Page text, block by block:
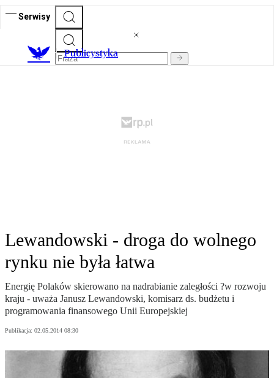
Serwisy
Publicystyka
Lewandowski - droga do wolnego
rynku nie była łatwa
Energię Polaków skierowano na nadrabianie zaległości ?w rozwoju
kraju - uważa Janusz Lewandowski, komisarz ds. budżetu i
programowania finansowego Unii Europejskiej
Publikacja: 02.05.2014 08:30